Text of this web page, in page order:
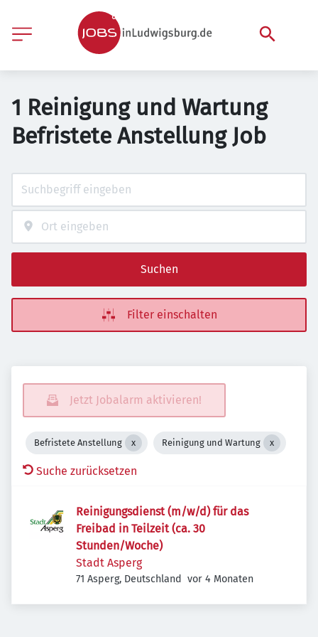
1 Reinigung und Wartung
Befristete Anstellung Job
Suchen
Filter einschalten
Jetzt Jobalarm aktivieren!
Befristete Anstellung Reinigung und Wartung
Suche zurücksetzen
Reinigungsdienst (m/w/d) für das
Freibad in Teilzeit (ca. 30
Stunden/Woche)
Stadt Asperg
71 Asperg, Deutschland Veröffentlicht:
vor 4 Monaten